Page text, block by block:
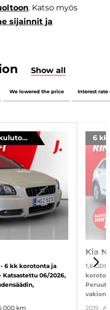
. Katso myös
sijainnit ja
Show all
We lowered the price Interest rate
6 kk korotonta ja kulutonta
6 kk korotonta ja
06/2026,
000 km
Kia
1,6 GDI
2019 ,